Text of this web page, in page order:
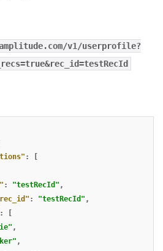
v1/userprofile?
:
[
: "testRecId" ,
: "testRecId" ,
:
[
,
,